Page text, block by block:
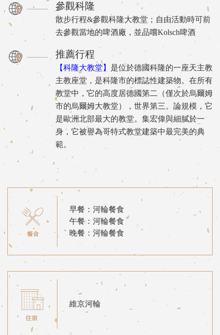
參觀科隆
散步行程&參觀科隆大教堂；自由活動時可前
去參觀當地的啤酒廠，並品嚐Kolsch啤酒
推薦行程
【科隆大教堂】 是位於德國科隆的一座天主教
主教座堂，是科隆市的標誌性建築物。在所有
教堂中，它的高度居德國第二（僅次於烏爾姆
市的烏爾姆大教堂），世界第三。論規模，它
是歐洲北部最大的教堂。集宏偉與細膩於一
身，它被譽為哥特式教堂建築中最完美的典
範。
早餐：河輪餐食
午餐：河輪餐食
晚餐：河輪餐食
維京河輪